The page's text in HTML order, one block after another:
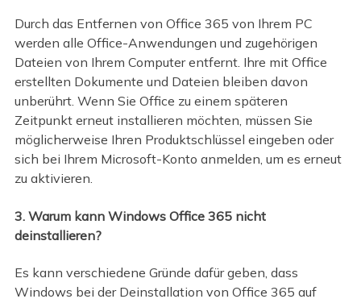
Durch das Entfernen von Office 365 von Ihrem PC
werden alle Office-Anwendungen und zugehörigen
Dateien von Ihrem Computer entfernt. Ihre mit Office
erstellten Dokumente und Dateien bleiben davon
unberührt. Wenn Sie Office zu einem späteren
Zeitpunkt erneut installieren möchten, müssen Sie
möglicherweise Ihren Produktschlüssel eingeben oder
sich bei Ihrem Microsoft-Konto anmelden, um es erneut
zu aktivieren.
3. Warum kann Windows Office 365 nicht
deinstallieren?
Es kann verschiedene Gründe dafür geben, dass
Windows bei der Deinstallation von Office 365 auf